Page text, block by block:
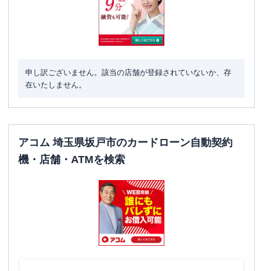
申し訳ございません。該当の店舗が登録されていないか、存
在いたしません。
アコム 埼玉県坂戸市のカードローン自動契約
機・店舗・ATMを検索